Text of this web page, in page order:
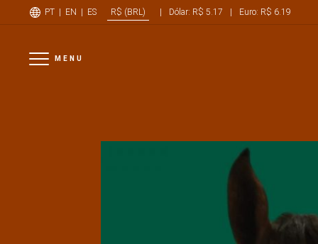
PT| EN | ES R$ (BRL) | Dólar: R$ 5.17 | Euro: R$ 6.19
MENU